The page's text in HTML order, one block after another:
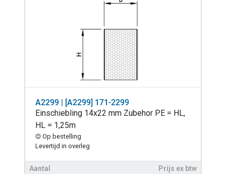
A2299 | [A2299] 171-2299
Einschiebling 14x22 mm Zubehor PE = HL,
HL = 1,25m
Op bestelling
Levertijd in overleg
Aantal Prijs ex btw